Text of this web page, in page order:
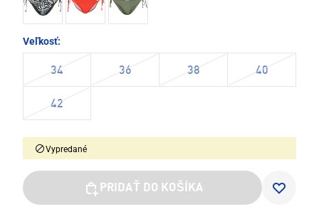
Veľkosť:
34 36 38 40
42
Vypredané
PRIDAŤ DO KOŠÍKA